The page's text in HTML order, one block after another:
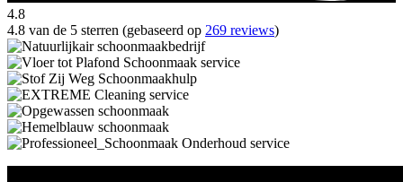
4.8
4.8 van de 5 sterren (gebaseerd op 269 reviews)